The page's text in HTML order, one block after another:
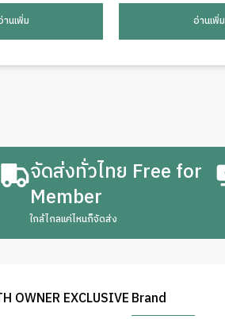
านเพิ่ม อ่านเพิ่ม
จัดส่งทั่วไทย Free for
Member
ใกล้ไกลแค่ไหนก็จัดส่ง
OWNER EXCLUSIVEBrand